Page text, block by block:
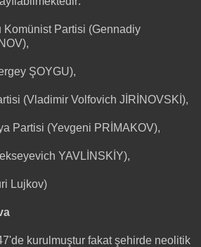
Komünist Partisi (Gennadiy
ŞOYGU),
(Vladimir Volfovich JİRİNOVSKİ),
Partisi (Yevgeni PRİMAKOV),
YAVLİNSKİY),
Lujkov)
kurulmuştur fakat şehirde neolitik